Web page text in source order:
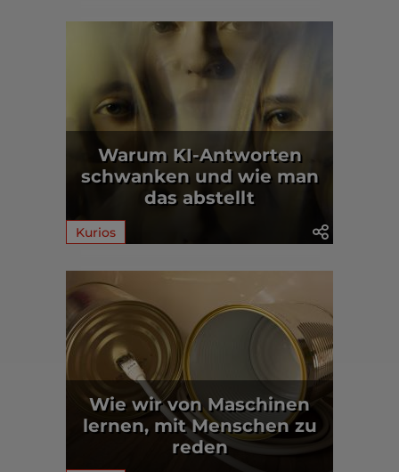
Warum KI-Antworten
schwanken und wie man
das abstellt
Kurios
Wie wir von Maschinen
lernen, mit Menschen zu
reden